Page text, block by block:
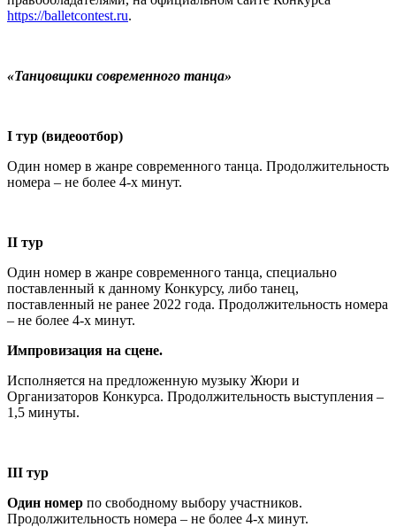
https://balletcontest.ru.
«Танцовщики современного танца»
I тур (видеоотбор)
Один номер в жанре современного танца. Продолжительность
номера – не более 4-х минут.
II тур
Один номер в жанре современного танца, специально
поставленный к данному Конкурсу, либо танец,
поставленный не ранее 2022 года. Продолжительность номера
– не более 4-х минут.
Импровизация на сцене.
Исполняется на предложенную музыку Жюри и
Организаторов Конкурса. Продолжительность выступления –
1,5 минуты.
III тур
Один номер по свободному выбору участников.
Продолжительность номера – не более 4-х минут.